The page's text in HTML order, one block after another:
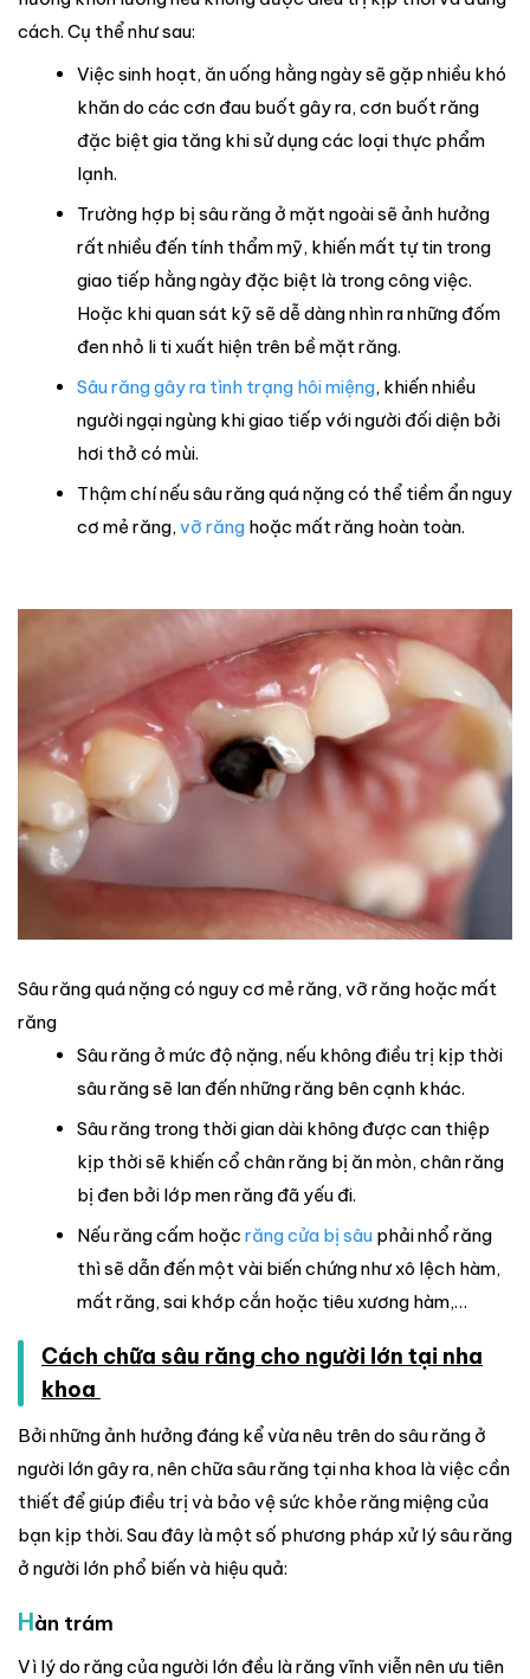
cách. Cụ thể như sau:
Việc sinh hoạt, ăn uống hằng ngày sẽ gặp nhiều khó
khăn do các cơn đau buốt gây ra, cơn buốt răng
đặc biệt gia tăng khi sử dụng các loại thực phẩm
lạnh.
Trường hợp bị sâu răng ở mặt ngoài sẽ ảnh hưởng
rất nhiều đến tính thẩm mỹ, khiến mất tự tin trong
giao tiếp hằng ngày đặc biệt là trong công việc.
Hoặc khi quan sát kỹ sẽ dễ dàng nhìn ra những đốm
đen nhỏ li ti xuất hiện trên bề mặt răng.
Sâu răng gây ra tình trạng hôi miệng, khiến nhiều
người ngại ngùng khi giao tiếp với người đối diện bởi
hơi thở có mùi.
Thậm chí nếu sâu răng quá nặng có thể tiềm ẩn nguy
cơ mẻ răng, vỡ rănghoặc mất răng hoàn toàn.
Sâu răng quá nặng có nguy cơ mẻ răng, vỡ răng hoặc mất
răng
Sâu răng ở mức độ nặng, nếu không điều trị kịp thời
sâu răng sẽ lan đến những răng bên cạnh khác.
Sâu răng trong thời gian dài không được can thiệp
kịp thời sẽ khiến cổ chân răng bị ăn mòn, chân răng
bị đen bởi lớp men răng đã yếu đi.
Nếu răng cấm hoặc răng cửa bị sâuphải nhổ răng
thì sẽ dẫn đến một vài biến chứng như xô lệch hàm,
mất răng, sai khớp cắn hoặc tiêu xương hàm,…
Cách chữa sâu răng cho người lớn tại nha
khoa
Bởi những ảnh hưởng đáng kể vừa nêu trên do sâu răng ở
người lớn gây ra, nên chữa sâu răng tại nha khoa là việc cần
thiết để giúp điều trị và bảo vệ sức khỏe răng miệng của
bạn kịp thời. Sau đây là một số phương pháp xử lý sâu răng
ở người lớn phổ biến và hiệu quả:
Hàn trám
Vì lý do răng của người lớn đều là răng vĩnh viễn nên ưu tiên